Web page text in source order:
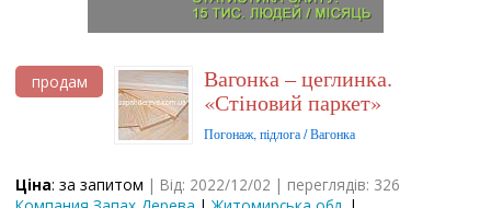
продам Вагонка – цеглинка.
«Стіновий паркет»
Погонаж, підлога / Вагонка
Ціна: за запитом | Від: 2022/12/02 | переглядів: 326